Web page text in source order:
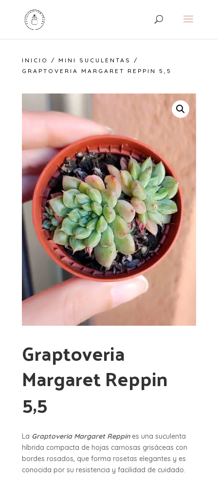
INICIO / MINI SUCULENTAS
/
GRAPTOVERIA MARGARET REPPIN 5,5
Graptoveria
Margaret Reppin
5,5
La Graptoveria Margaret Reppines una suculenta
híbrida compacta de hojas carnosas grisáceas con
bordes rosados, que forma rosetas elegantes y es
conocida por su resistencia y facilidad de cuidado.